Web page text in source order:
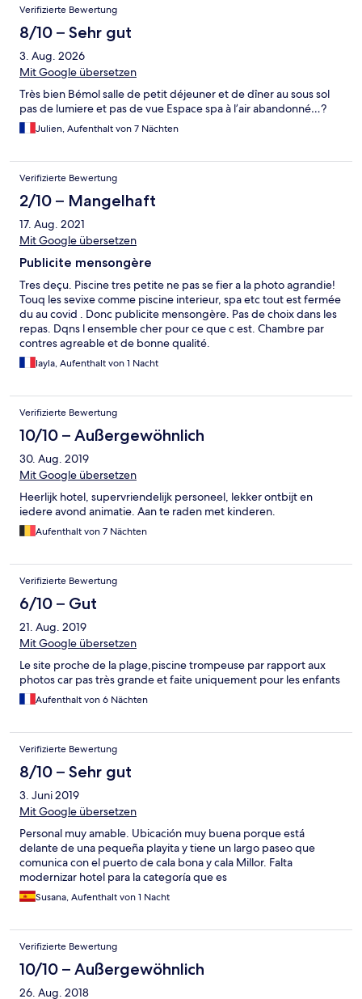
Verifizierte Bewertung
8/10 – Sehr gut
3. Aug. 2026
Mit Google übersetzen
Très bien Bémol salle de petit déjeuner et de dîner au sous sol
pas de lumiere et pas de vue Espace spa à l’air abandonné…?
Julien, Aufenthalt von 7 Nächten
Verifizierte Bewertung
2/10 – Mangelhaft
17. Aug. 2021
Mit Google übersetzen
Publicite mensongère
Tres deçu. Piscine tres petite ne pas se fier a la photo agrandie!
Touq les sevixe comme piscine interieur, spa etc tout est fermée
du au covid . Donc publicite mensongère. Pas de choix dans les
repas. Dqns l ensemble cher pour ce que c est. Chambre par
contres agreable et de bonne qualité.
layla, Aufenthalt von 1 Nacht
Verifizierte Bewertung
10/10 – Außergewöhnlich
30. Aug. 2019
Mit Google übersetzen
Heerlijk hotel, supervriendelijk personeel, lekker ontbijt en
iedere avond animatie. Aan te raden met kinderen.
Aufenthalt von 7 Nächten
Verifizierte Bewertung
6/10 – Gut
21. Aug. 2019
Mit Google übersetzen
Le site proche de la plage,piscine trompeuse par rapport aux
photos car pas très grande et faite uniquement pour les enfants
Aufenthalt von 6 Nächten
Verifizierte Bewertung
8/10 – Sehr gut
3. Juni 2019
Mit Google übersetzen
Personal muy amable. Ubicación muy buena porque está
delante de una pequeña playita y tiene un largo paseo que
comunica con el puerto de cala bona y cala Millor. Falta
modernizar hotel para la categoría que es
Susana, Aufenthalt von 1 Nacht
Verifizierte Bewertung
10/10 – Außergewöhnlich
26. Aug. 2018